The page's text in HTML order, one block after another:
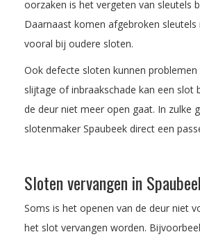
oorzaken is het vergeten van sleutels
Daarnaast komen afgebroken
vooral bij oudere sloten.
Ook defecte sloten kunnen
slijtage of inbraakschade kan een slot
de deur niet meer open gaat. In zulke
slotenmaker Spaubeek direct een
Sloten vervangen in
Soms is het openen van de deur niet
het slot vervangen worden.